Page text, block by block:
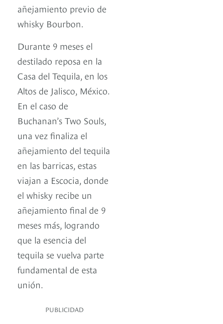
añejamiento previo de
whisky Bourbon.
Durante 9 meses el
destilado reposa en la
Casa del Tequila, en los
Altos de Jalisco, México.
En el caso de
Buchanan’s Two Souls,
una vez finaliza el
añejamiento del tequila
en las barricas, estas
viajan a Escocia, donde
el whisky recibe un
añejamiento final de 9
meses más, logrando
que la esencia del
tequila se vuelva parte
fundamental de esta
unión.
PUBLICIDAD